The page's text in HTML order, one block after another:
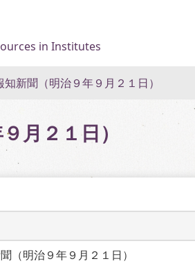
in Institutes
知新聞（明治９年９月２１日）
月２１日）
（明治９年９月２１日）